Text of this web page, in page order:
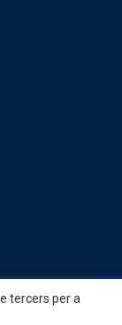
i Comerç •
tercers per a